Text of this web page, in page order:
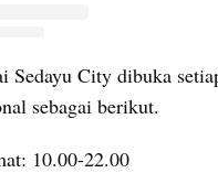
Sedayu City dibuka
sebagai berikut.
10.00-22.00